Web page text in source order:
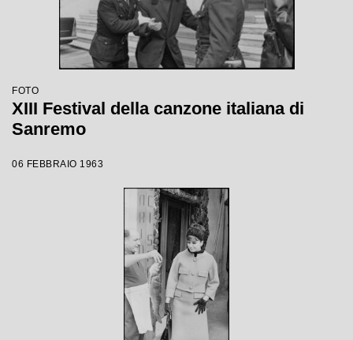
FOTO
XIII Festival della canzone italiana di
Sanremo
06 FEBBRAIO 1963